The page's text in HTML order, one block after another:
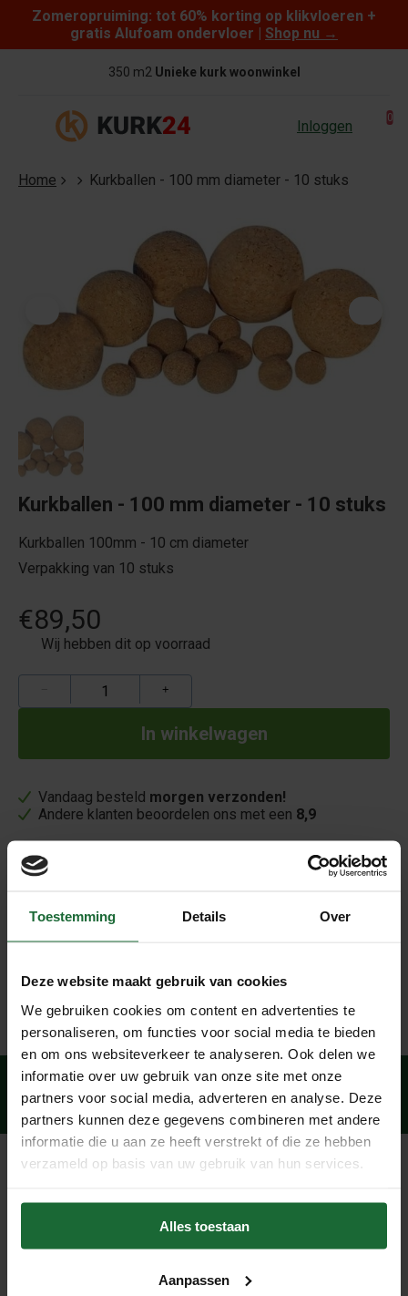
Toestemming Details Over
Deze website maakt gebruik van cookies
We gebruiken cookies om content en advertenties te
personaliseren, om functies voor social media te bieden
en om ons websiteverkeer te analyseren. Ook delen we
informatie over uw gebruik van onze site met onze
partners voor social media, adverteren en analyse. Deze
partners kunnen deze gegevens combineren met andere
informatie die u aan ze heeft verstrekt of die ze hebben
verzameld op basis van uw gebruik van hun services.
Alles toestaan
Aanpassen
Skip to content
Zomeropruiming: tot 60% korting op klikvloeren +
gratis Alufoam ondervloer | Shop nu →
350 m2 Unieke kurk woonwinkel
Inloggen 0
Home Kurkballen - 100 mm diameter - 10 stuks
Kurkballen - 100 mm diameter - 10 stuks
Kurkballen 100mm - 10 cm diameter
Verpakking van 10 stuks
€89,50
Wij hebben dit op voorraad
+
Vandaag besteld morgen verzonden!
Andere klanten beoordelen ons met een 8,9
Beschrijving
maquettebouw en hobby
Ideaal om mee te knutselen en poppetjes van kurk te
Veilig betalen
met:
Klantenservice
Contact